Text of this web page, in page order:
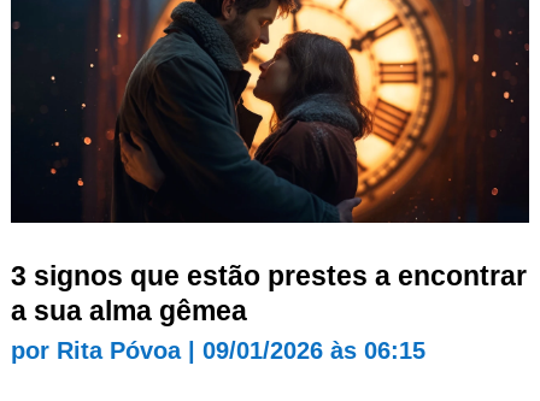
3 signos que estão prestes a encontrar
a sua alma gêmea
por Rita Póvoa| 09/01/2026 às 06:15